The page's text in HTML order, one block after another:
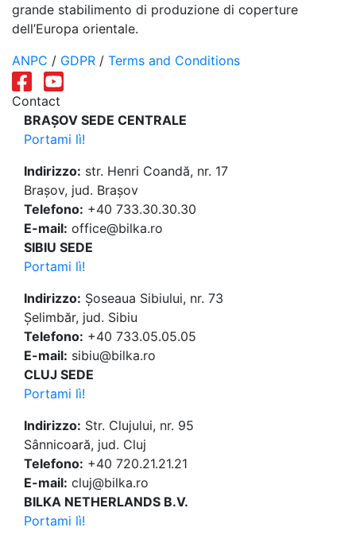
grande stabilimento di produzione di coperture
dell’Europa orientale.
ANPC / GDPR / Terms and Conditions
Contact
BRAȘOV SEDE CENTRALE
Portami lì!
Indirizzo: str. Henri Coandă, nr. 17
Brașov, jud. Brașov
Telefono: +40 733.30.30.30
E-mail: office@bilka.ro
SIBIU SEDE
Portami lì!
Indirizzo: Șoseaua Sibiului, nr. 73
Șelimbăr, jud. Sibiu
Telefono: +40 733.05.05.05
E-mail: sibiu@bilka.ro
CLUJ SEDE
Portami lì!
Indirizzo: Str. Clujului, nr. 95
Sânnicoară, jud. Cluj
Telefono: +40 720.21.21.21
E-mail: cluj@bilka.ro
BILKA NETHERLANDS B.V.
Portami lì!